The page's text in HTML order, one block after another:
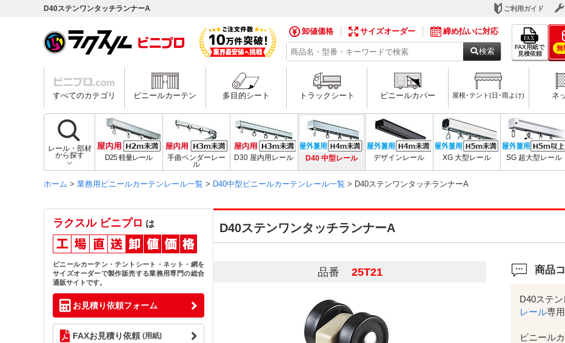
D40ステンワンタッチランナーA ご利用ガイド
卸値価格 サイズオーダー 締め払いに対応
検索
FAX用紙で
見積依頼
無
すべてのカテゴリ ビニールカーテン 多目的シート トラックシート ビニールカバー 屋根･テント(日･雨よけ) ネ
レール・部材
から探す
D25 軽量レール
手曲ベンダーレー
ル
D30 屋内用レール D40 中型レール デザインレール XG 大型レール SG 超大型レール
ホーム > 業務用ビニールカーテンレール一覧 > D40中型ビニールカーテンレール一覧 > D40ステンワンタッチランナーA
D40ステンワンタッチランナーA
品番 25T21 商品
D40ステ
レール専
ビニール
ラクスル ビニプロ は
ビニールカーテン・テントシート・ネット・網を
サイズオーダーで製作販売する業務用専門の総合
通販サイトです。
お見積り依頼フォーム
FAXお見積り依頼 (用紙)